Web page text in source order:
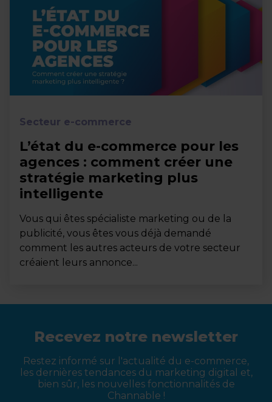
Secteur e-commerce
L’état du e-commerce pour les
agences : comment créer une
stratégie marketing plus
intelligente
Vous qui êtes spécialiste marketing ou de la
publicité, vous êtes vous déjà demandé
comment les autres acteurs de votre secteur
créaient leurs annonce...
Recevez notre newsletter
Restez informé sur l'actualité du e-commerce,
les dernières tendances du marketing digital et,
bien sûr, les nouvelles fonctionnalités de
Channable !